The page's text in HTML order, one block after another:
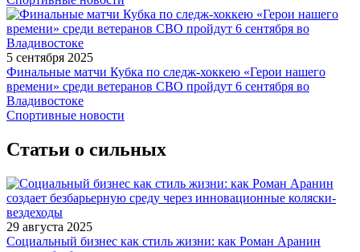
5 сентября 2025
Финальные матчи Кубка по следж-хоккею «Герои нашего
времени» среди ветеранов СВО пройдут 6 сентября во
Владивостоке
Спортивные новости
Статьи о сильных
29 августа 2025
Социальный бизнес как стиль жизни: как Роман Аранин